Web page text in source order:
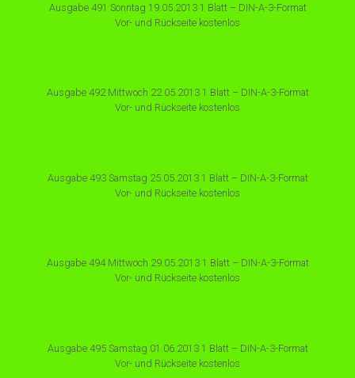
Ausgabe 491 Sonntag 19.05.2013 1 Blatt – DIN-A-3-Format
Vor- und Rückseite kostenlos
Ausgabe 492 Mittwoch 22.05.2013 1 Blatt – DIN-A-3-Format
Vor- und Rückseite kostenlos
Ausgabe 493 Samstag 25.05.2013 1 Blatt – DIN-A-3-Format
Vor- und Rückseite kostenlos
Ausgabe 494 Mittwoch 29.05.2013 1 Blatt – DIN-A-3-Format
Vor- und Rückseite kostenlos
Ausgabe 495 Samstag 01.06.2013 1 Blatt – DIN-A-3-Format
Vor- und Rückseite kostenlos